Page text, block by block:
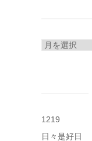
ア
1219
日々是好日